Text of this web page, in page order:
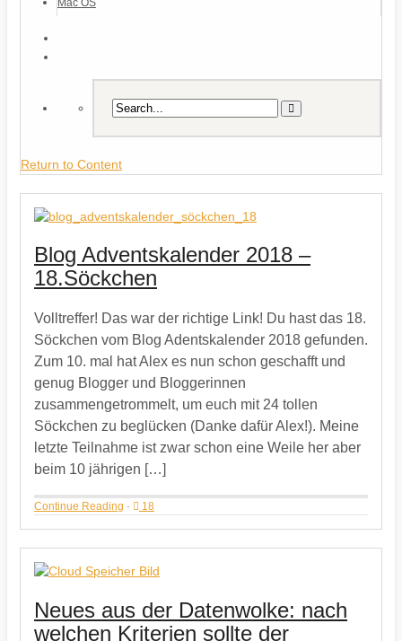
Return to Content
Blog Adventskalender 2018 –
18.Söckchen
Volltreffer! Das war der richtige Link! Du hast das 18.
Söckchen vom Blog Adentskalender 2018 gefunden.
Zum 10. mal hat Alex es nun schon geschafft und
genug Blogger und Bloggerinnen
zusammengetrommelt, um euch mit 24 tollen
Söckchen zu beglücken (Danke dafür Alex!). Meine
letzte Teilnahme ist zwar schon eine Weile her aber
beim 10 jährigen […]
Continue Reading · 18
Neues aus der Datenwolke: nach
welchen Kriterien sollte der